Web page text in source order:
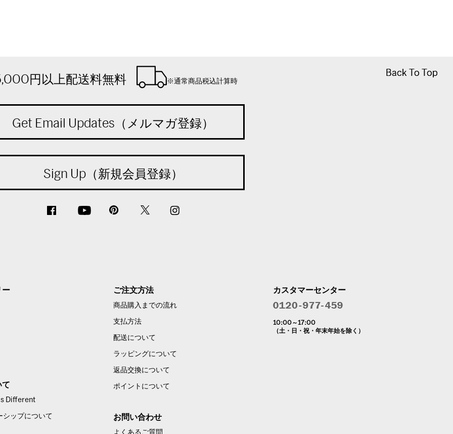
Back To Top
Back To Top
円以上配送料無料 ※通常商品税込計算時
Get Email Updates（メルマガ登録）
Sign Up（新規会員登録）
ー
て
Different
シップについて
ご注文方法
商品購入までの流れ
支払方法
配送について
ラッピングについて
返品交換について
ポイントについて
お問い合わせ
よくあるご質問
カスタマーセンター
10:00～17:00
（土・日・祝・年末年始を除く）